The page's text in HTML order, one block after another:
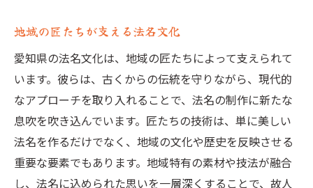
地域の匠たちが支える法名文化
愛知県の法名文化は、地域の匠たちによって支えられて
います。彼らは、古くからの伝統を守りながら、現代的
なアプローチを取り入れることで、法名の制作に新たな
息吹を吹き込んでいます。匠たちの技術は、単に美しい
法名を作るだけでなく、地域の文化や歴史を反映させる
重要な要素でもあります。地域特有の素材や技法が融合
し、法名に込められた思いを一層深くすることで、故人